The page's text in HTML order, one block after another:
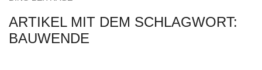
ARTIKEL MIT DEM SCHLAGWORT:
BAUWENDE